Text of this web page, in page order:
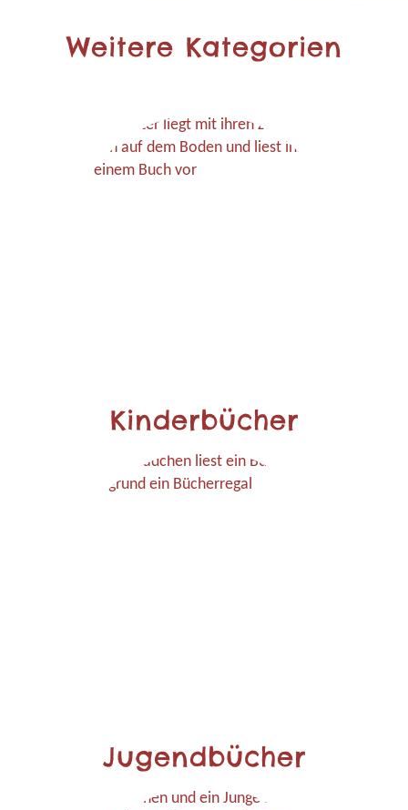
Weitere Kategorien
Kinderbücher
Jugendbücher